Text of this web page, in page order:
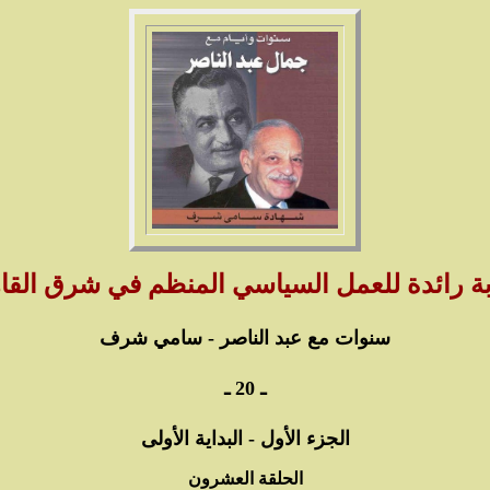
رائدة للعمل السياسي المنظم في شرق
سنوات مع عبد الناصر - سامي شرف
ـ 20 ـ
الجزء الأول - البداية الأولى
الحلقة العشرون